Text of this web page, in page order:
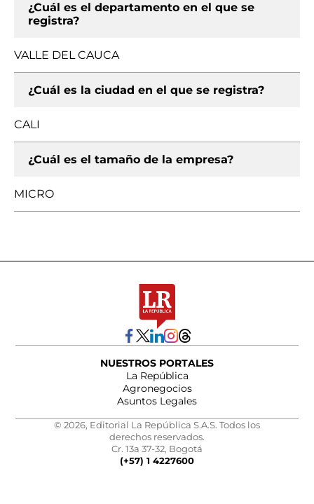
¿Cuál es el departamento en el que se
registra?
VALLE DEL CAUCA
¿Cuál es la ciudad en el que se registra?
CALI
¿Cuál es el tamaño de la empresa?
MICRO
NUESTROS PORTALES
La República
Agronegocios
Asuntos Legales
© 2026, Editorial La República S.A.S. Todos los
derechos reservados.
Cr. 13a 37-32, Bogotá
(+57) 1 4227600